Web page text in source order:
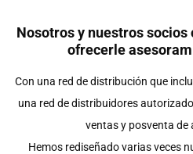
Nosotros y nuestros
ofrecerle
Con una red de distribución que
una red de distribuidores
ventas y posventa de
Hemos rediseñado varias veces